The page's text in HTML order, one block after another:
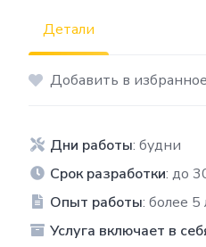
Детали
Добавить в избранное
Дни работы: будни
Срок разработки: до
Опыт работы: более 5
Услуга включает в